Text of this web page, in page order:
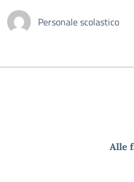
Personale scolastico
Alle
p.c. al